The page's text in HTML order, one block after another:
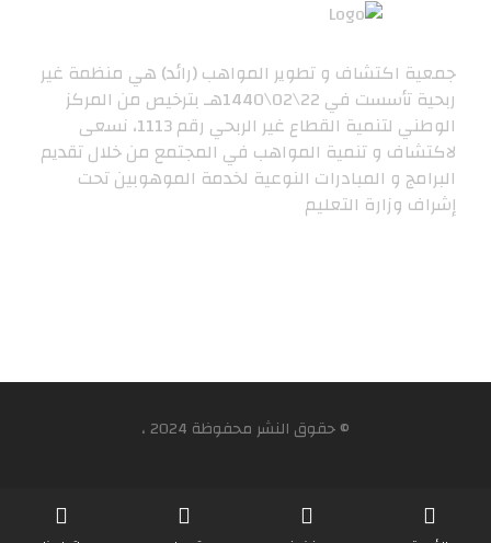
جمعية اكتشاف و تطوير المواهب (رائد) هي منظمة غير
ربحية تأسست في 22\02\1440هـ بترخيص من المركز
الوطني لتنمية القطاع غير الربحي رقم 1113، نسعى
لاكتشاف و تنمية المواهب في المجتمع من خلال تقديم
البرامج و المبادرات النوعية لخدمة الموهوبين تحت
إشراف وزارة التعليم
© حقوق النشر محفوظة 2024 ،